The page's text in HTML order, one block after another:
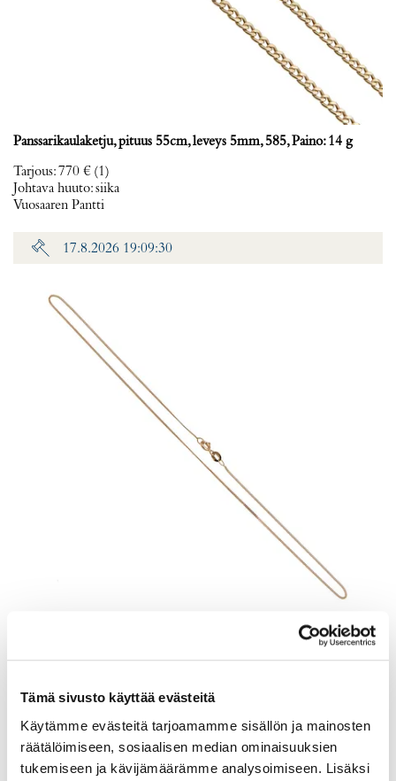
Tämä sivusto käyttää evästeitä
Käytämme evästeitä tarjoamamme sisällön ja mainosten
räätälöimiseen, sosiaalisen median ominaisuuksien
tukemiseen ja kävijämäärämme analysoimiseen. Lisäksi
Panssarikaulaketju, pituus 55cm, leveys 5mm, 585, Paino: 14 g
Tarjous:770 € (1)
Johtava huuto:siika
Vuosaaren Pantti
17.8.2026 19:09:30
Johtava huuto:-
17.8.2026 19:14:30